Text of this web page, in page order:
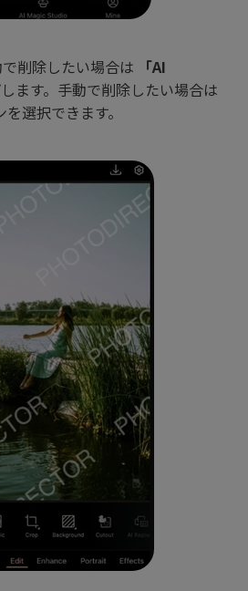
削除したい場合は 「AI
ます。手動で削除したい場合は
選択できます。